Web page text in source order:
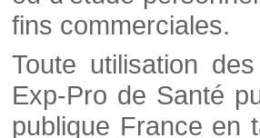
fins commerciales.
Toute utilisation
Exp-Pro de Santé
publique France en